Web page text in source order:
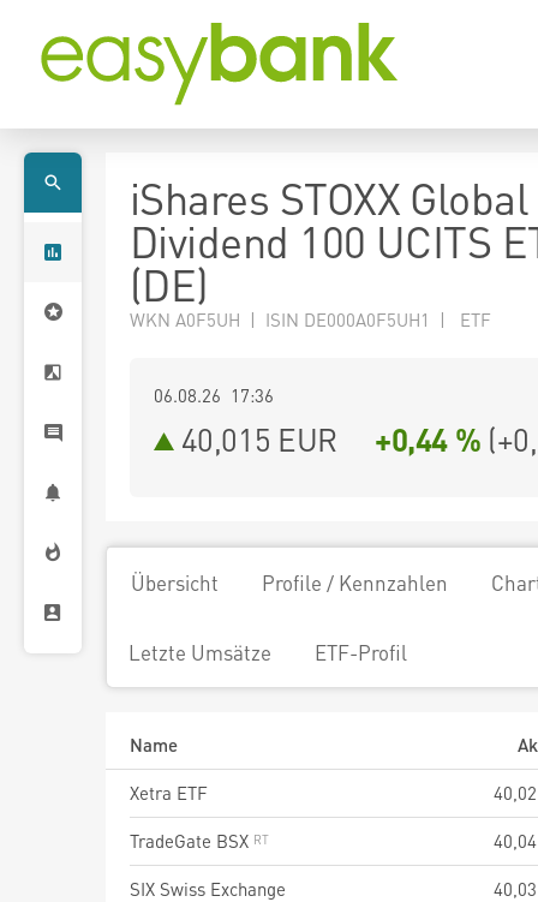
iShares STOXX
Dividend 100 UCITS
(DE)
WKN A0F5UH | ISIN DE000A0F5UH1 | ETF
06.08.26 17:36
40,015 EUR +0,44 % (
Übersicht Profile / Kennzahlen
Letzte Umsätze ETF-Profil
Name
Xetra ETF
40,02
TradeGate BSX
40,04
SIX Swiss Exchange
40,03